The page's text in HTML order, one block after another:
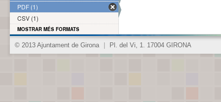
PDF (1)
CSV (1)
MOSTRAR MÉS FORMATS
© 2013 Ajuntament de Girona Pl. del Vi, 1. 17004 GIRONA